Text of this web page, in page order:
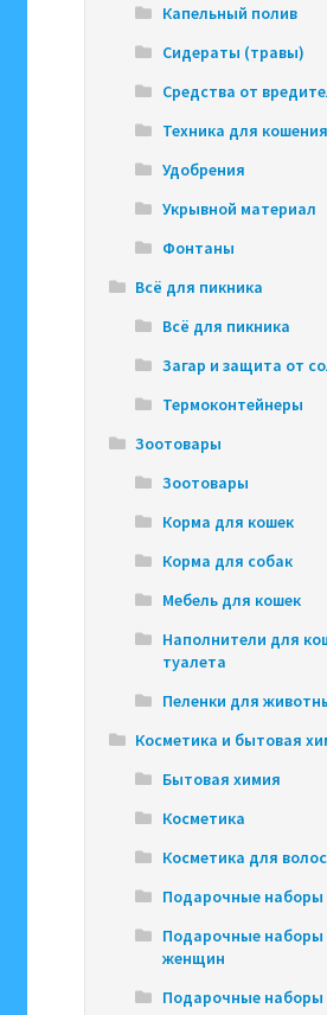
Капельный полив
Сидераты (травы)
Средства от
Техника для
Удобрения
Укрывной материал
Фонтаны
Всё для пикника
Всё для пикника
Загар и защита от
Термоконтейнеры
Зоотовары
Зоотовары
Корма для кошек
Корма для собак
Мебель для кошек
Наполнители для
туалета
Пеленки для
Косметика и бытовая
Бытовая химия
Косметика
Косметика для волос
Подарочные наборы
Подарочные наборы
женщин
Подарочные